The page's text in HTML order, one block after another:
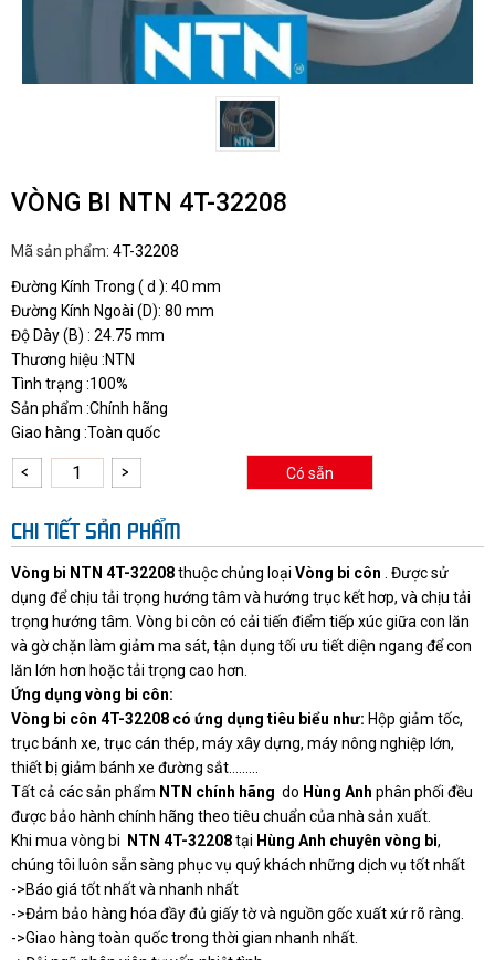
VÒNG BI NTN 4T-32208
Mã sản phẩm: 4T-32208
Đường Kính Trong ( d ): 40 mm
Đường Kính Ngoài (D): 80 mm
Độ Dày (B) : 24.75 mm
Thương hiệu :NTN
Tình trạng :100%
Sản phẩm :Chính hãng
Giao hàng :Toàn quốc
Có sẵn
CHI TIẾT SẢN PHẨM
Vòng bi NTN 4T-32208thuộc chủng loại Vòng bi côn
. Được sử
dụng để chịu tải trọng hướng tâm và hướng trục kết hơp, và chịu tải
trọng hướng tâm. Vòng bi côn có cải tiến điểm tiếp xúc giữa con lăn
và gờ chặn làm giảm ma sát, tận dụng tối ưu tiết diện ngang để con
lăn lớn hơn hoặc tải trọng cao hơn.
Ứng dụng vòng bi côn:
Vòng bi côn 4T-32208 có ứng dụng tiêu biểu như: Hộp giảm tốc,
trục bánh xe, trục cán thép, máy xây dựng, máy nông nghiệp lớn,
thiết bị giảm bánh xe đường sắt.........
Tất cả các sản phẩm NTN chính hãng do Hùng Anh phân phối đều
được bảo hành chính hãng theo tiêu chuẩn của nhà sản xuất.
Khi mua vòng bi
NTN 4T-32208tại Hùng Anh chuyên vòng bi,
chúng tôi luôn sẵn sàng phục vụ quý khách những dịch vụ tốt nhất
->Báo giá tốt nhất và nhanh nhất
->Đảm bảo hàng hóa đầy đủ giấy tờ và nguồn gốc xuất xứ rõ ràng.
->Giao hàng toàn quốc trong thời gian nhanh nhất.